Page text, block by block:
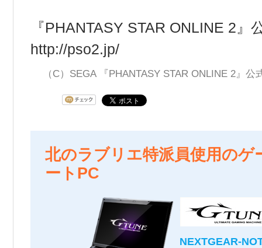
『PHANTASY STAR ONLINE 2』
http://pso2.jp/
（C）SEGA 『PHANTASY STAR ONLINE 2』
北のラブリエ特派員使用のゲ
ートPC
NEXTGEAR-